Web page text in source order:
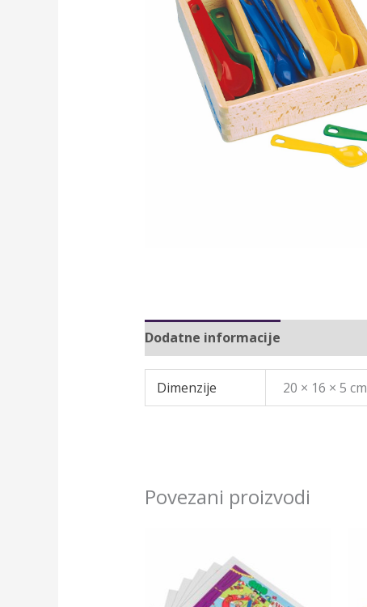
Dodatne informacije
Dimenzije 20 × 16 × 5 cm
Povezani proizvodi